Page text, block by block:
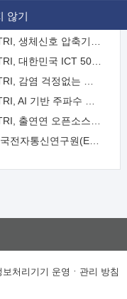
않기
보처리기기 운영ㆍ관리 방침